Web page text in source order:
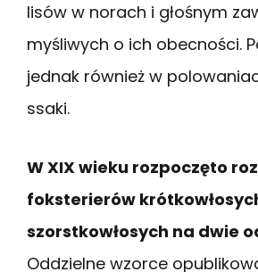
lisów w norach i głośnym
myśliwych o ich obecności.
jednak również w
ssaki.
W XIX wieku rozpoczęto
foksterierów
szorstkowłosych na dwie
Oddzielne wzorce